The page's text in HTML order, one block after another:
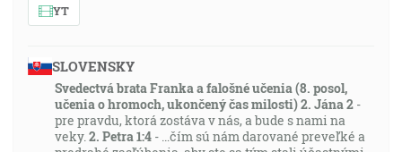
YT
SLOVENSKY
Svedectvá brata Franka a falošné učenia (8. posol,
učenia o hromoch, ukončený čas milosti)2. Jána 2 -
pre pravdu, ktorá zostáva v nás, a bude s nami na
veky.2. Petra 1:4 - …čím sú nám darované preveľké a